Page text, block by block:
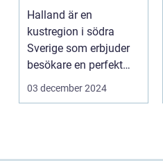
Halland är en
kustregion i södra
Sverige som erbjuder
besökare en perfekt
blandning a...
03 december 2024